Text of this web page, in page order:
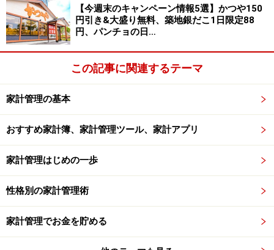
に見つめる必要があるでしょう。それよりも、40代、50
代の女性が収入アップを目指すなら「昇給」や「副業」
がおすすめです。以下に詳しく紹介します。
指す
現在の職場という慣れた環境で昇給を目指してみましょ
う。
「今まで思ったように昇給してこなかったのに……」と思
社内の評価を上げ管理的な立場を得ることで、昇給につ
ながる可能性はあるでしょう。
【今週末のキャンペーン情報5選】かつや150
円引き&大盛り無料、築地銀だこ1日限定88
円、パンチョの日…
この記事に関連するテーマ
家計管理の基本
おすすめ家計簿、家計管理ツール、家計アプリ
家計管理はじめの一歩
性格別の家計管理術
家計管理でお金を貯める